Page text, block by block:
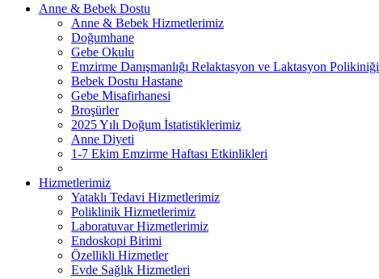
Anne & Bebek Dostu
Anne & Bebek Hizmetlerimiz
Doğumhane
Gebe Okulu
Emzirme Danışmanlığı Relaktasyon ve Laktasyon Polikiniği
Bebek Dostu Hastane
Gebe Misafirhanesi
Broşürler
2025 Yılı Doğum İstatistiklerimiz
Anne Diyeti
1-7 Ekim Emzirme Haftası Etkinlikleri
Hizmetlerimiz
Yataklı Tedavi Hizmetlerimiz
Poliklinik Hizmetlerimiz
Laboratuvar Hizmetlerimiz
Endoskopi Birimi
Özellikli Hizmetler
Evde Sağlık Hizmetleri